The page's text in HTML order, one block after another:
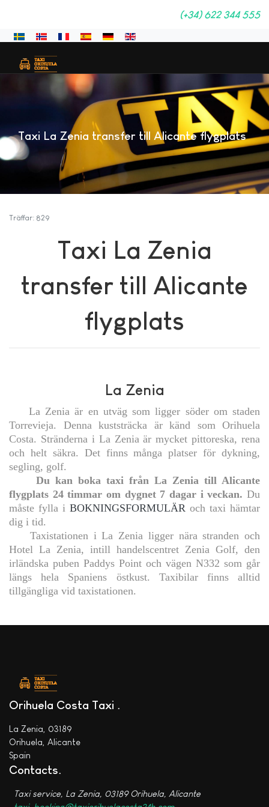
(+34) 622 344 555
Välj ditt språk
Taxi La Zenia transfer till Alicante flygplats
Träffar: 829
Taxi La Zenia
transfer till Alicante
flygplats
La Zenia
La Zenia är en utväg som ligger söder om staden
Torrevieja. Denna kuststräcka är känd som Orihuela
Costa. Stränderna i La Zenia är mycket pittoreska, rena
och helt säkra. Det finns många platser för dykning,
segling, golf.
Du kan boka taxi från La Zenia till Alicante
flygplats 24 timmar om dygnet 7 dagar i veckan. Du
måste fylla i BOKNINGSFORMULÄR och taxi hämtar
dig i tid.
Taxistationen i La Zenia ligger nära stranden och
Hotel La Zenia, intill handelscentret Zenia Golf, den
irländska puben Paddys Point och vägen N332 som går
längs hela Spaniens östkust. Taxibilar finns alltid
tillgängliga vid taxistationen.
Orihuela Costa Taxi
La Zenia, 03189
Orihuela, Alicante
Spain
Contacts
Taxi service, La Zenia, 03189 Orihuela, Alicante